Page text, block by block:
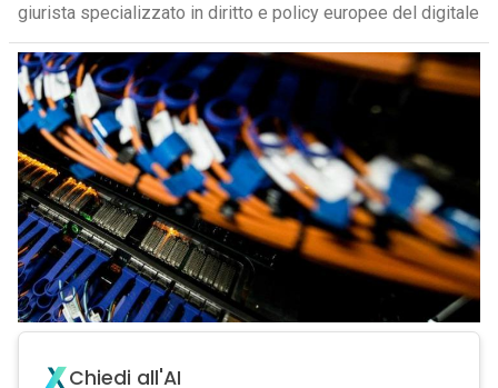
giurista specializzato in diritto e policy europee del digitale
Chiedi all'AI